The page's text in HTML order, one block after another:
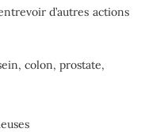
d’autres actions
colon, prostate,